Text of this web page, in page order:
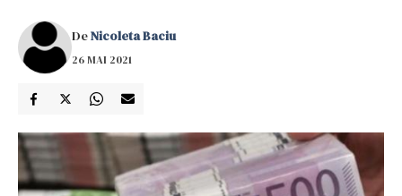
DeNicoleta Baciu
26 MAI 2021